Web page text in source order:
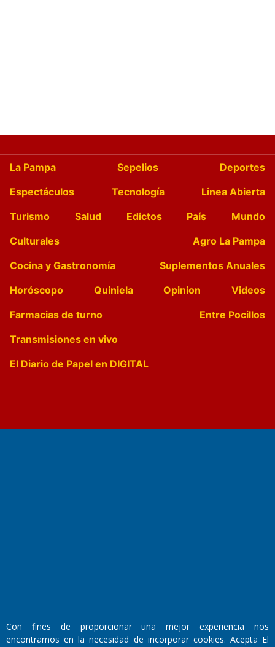
La Pampa Sepelios
Deportes
Espectáculos
Tecnología
Linea Abierta
Turismo
Salud Edictos País
Mundo
Culturales
Agro La Pampa
Cocina y Gastronomía
Suplementos Anuales
Horóscopo
Quiniela Opinion
Videos
Farmacias de turno
Entre Pocillos
Transmisiones en vivo
El Diario de Papel en DIGITAL
Con fines de proporcionar una mejor experiencia nos
encontramos en la necesidad de incorporar cookies. Acepta El